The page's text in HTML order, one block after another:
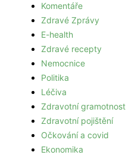
Komentáře
Zdravé Zprávy
E-health
Zdravé recepty
Nemocnice
Politika
Léčiva
Zdravotní gramotnost
Zdravotní pojištění
Očkování a covid
Ekonomika